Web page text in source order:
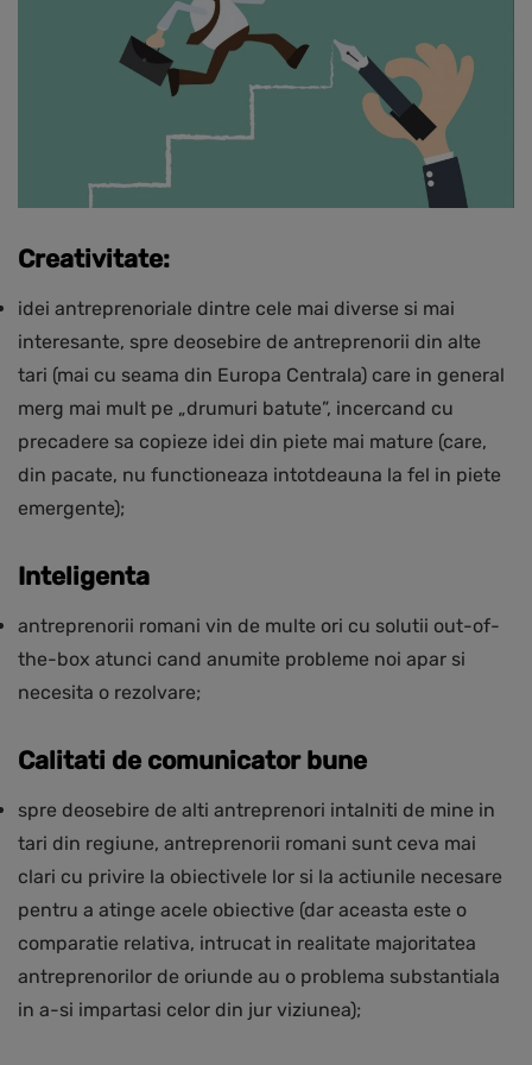
Creativitate:
idei antreprenoriale dintre cele mai diverse si mai
interesante, spre deosebire de antreprenorii din alte
tari (mai cu seama din Europa Centrala) care in general
merg mai mult pe „drumuri batute”, incercand cu
precadere sa copieze idei din piete mai mature (care,
din pacate, nu functioneaza intotdeauna la fel in piete
emergente);
Inteligenta
antreprenorii romani vin de multe ori cu solutii out-of-
the-box atunci cand anumite probleme noi apar si
necesita o rezolvare;
Calitati de comunicator bune
spre deosebire de alti antreprenori intalniti de mine in
tari din regiune, antreprenorii romani sunt ceva mai
clari cu privire la obiectivele lor si la actiunile necesare
pentru a atinge acele obiective (dar aceasta este o
comparatie relativa, intrucat in realitate majoritatea
antreprenorilor de oriunde au o problema substantiala
in a-si impartasi celor din jur viziunea);